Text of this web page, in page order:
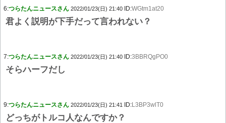
6:つらたんニュースさん 2022/01/23(日) 21:40 ID:WGtm1at20
君よく説明が下手だって言われない？
7:つらたんニュースさん 2022/01/23(日) 21:40 ID:3BBRQgPO0
そらハーフだし
9:つらたんニュースさん 2022/01/23(日) 21:41 ID:L3BP3wlT0
どっちがトルコ人なんですか？